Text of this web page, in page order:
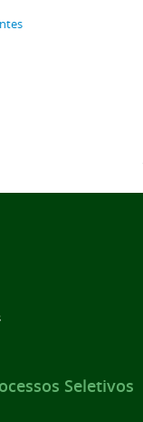
Seletivos